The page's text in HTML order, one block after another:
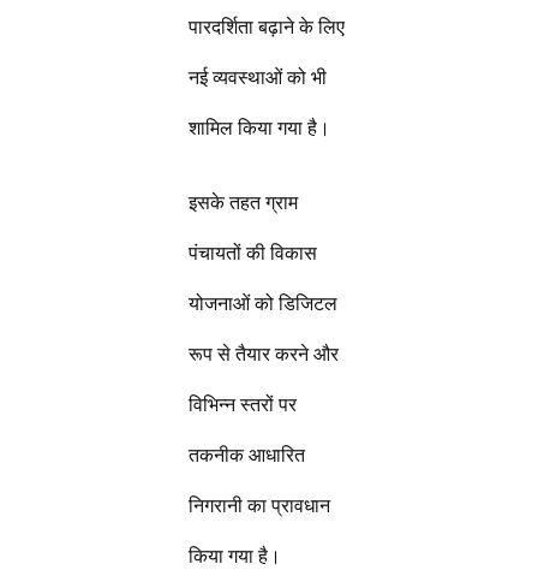
पारदर्शिता बढ़ाने के लिए
नई व्यवस्थाओं को भी
शामिल किया गया है।
इसके तहत ग्राम
पंचायतों की विकास
योजनाओं को डिजिटल
रूप से तैयार करने और
विभिन्न स्तरों पर
तकनीक आधारित
निगरानी का प्रावधान
किया गया है।